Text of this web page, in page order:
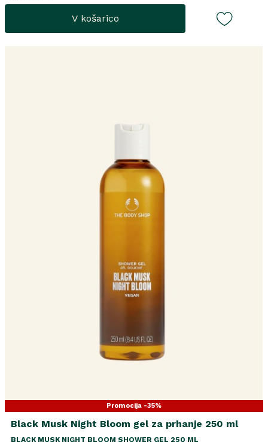
V košarico
Promocija -35%
Black Musk Night Bloom gel za prhanje 250 ml
BLACK MUSK NIGHT BLOOM SHOWER GEL 250 ML